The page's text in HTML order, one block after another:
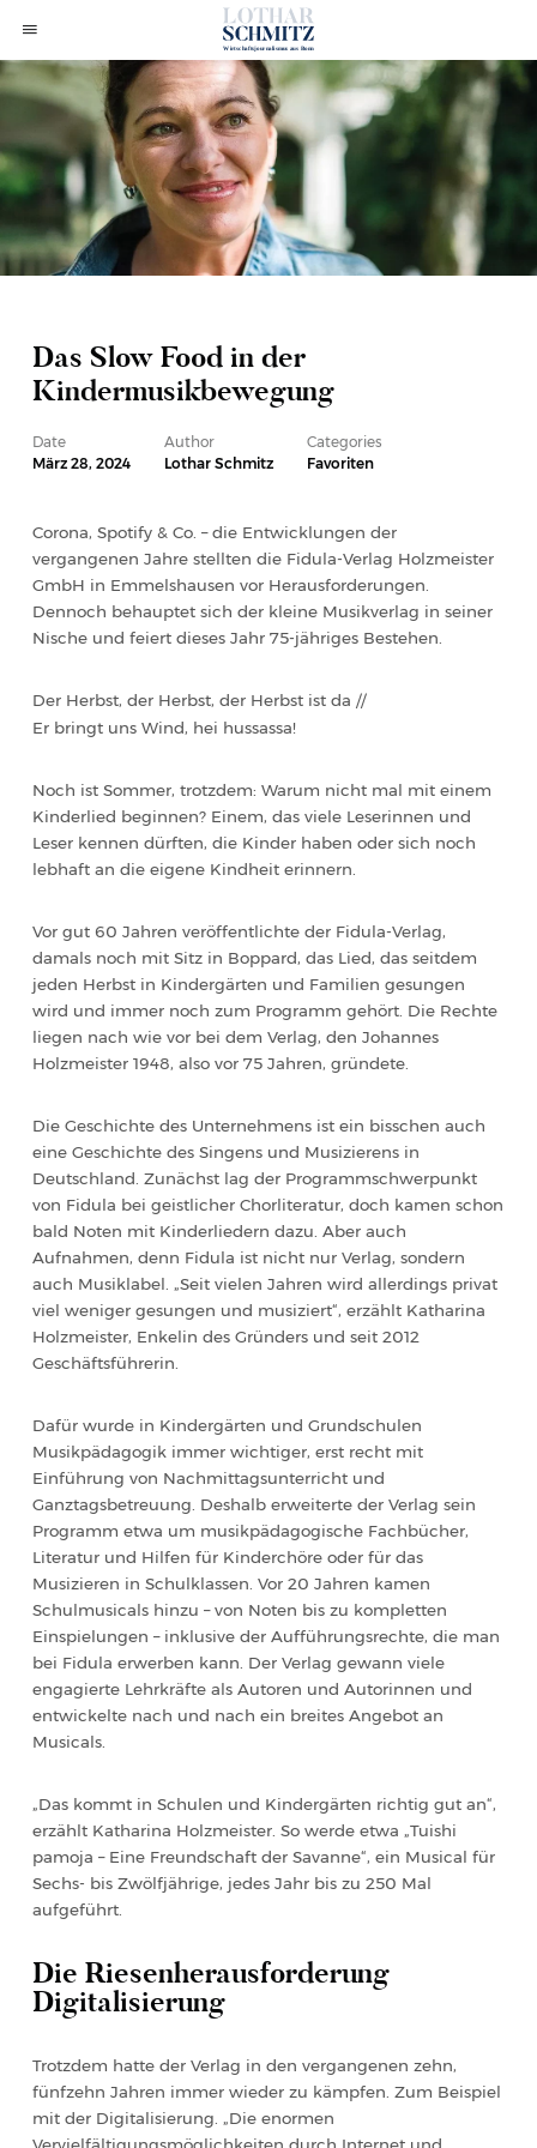
Das Slow Food in der
Kindermusikbewegung
Date
März 28, 2024
Author
Lothar Schmitz
Categories
Favoriten
Corona, Spotify & Co. – die Entwicklungen der
vergangenen Jahre stellten die Fidula-Verlag Holzmeister
GmbH in Emmelshausen vor Herausforderungen.
Dennoch behauptet sich der kleine Musikverlag in seiner
Nische und feiert dieses Jahr 75-jähriges Bestehen.
Der Herbst, der Herbst, der Herbst ist da //
Er bringt uns Wind, hei hussassa!
Noch ist Sommer, trotzdem: Warum nicht mal mit einem
Kinderlied beginnen? Einem, das viele Leserinnen und
Leser kennen dürften, die Kinder haben oder sich noch
lebhaft an die eigene Kindheit erinnern.
Vor gut 60 Jahren veröffentlichte der Fidula-Verlag,
damals noch mit Sitz in Boppard, das Lied, das seitdem
jeden Herbst in Kindergärten und Familien gesungen
wird und immer noch zum Programm gehört. Die Rechte
liegen nach wie vor bei dem Verlag, den Johannes
Holzmeister 1948, also vor 75 Jahren, gründete.
Die Geschichte des Unternehmens ist ein bisschen auch
eine Geschichte des Singens und Musizierens in
Deutschland. Zunächst lag der Programmschwerpunkt
von Fidula bei geistlicher Chorliteratur, doch kamen schon
bald Noten mit Kinderliedern dazu. Aber auch
Aufnahmen, denn Fidula ist nicht nur Verlag, sondern
auch Musiklabel. „Seit vielen Jahren wird allerdings privat
viel weniger gesungen und musiziert“, erzählt Katharina
Holzmeister, Enkelin des Gründers und seit 2012
Geschäftsführerin.
Dafür wurde in Kindergärten und Grundschulen
Musikpädagogik immer wichtiger, erst recht mit
Einführung von Nachmittagsunterricht und
Ganztagsbetreuung. Deshalb erweiterte der Verlag sein
Programm etwa um musikpädagogische Fachbücher,
Literatur und Hilfen für Kinderchöre oder für das
Musizieren in Schulklassen. Vor 20 Jahren kamen
Schulmusicals hinzu – von Noten bis zu kompletten
Einspielungen – inklusive der Aufführungsrechte, die man
bei Fidula erwerben kann. Der Verlag gewann viele
engagierte Lehrkräfte als Autoren und Autorinnen und
entwickelte nach und nach ein breites Angebot an
Musicals.
„Das kommt in Schulen und Kindergärten richtig gut an“,
erzählt Katharina Holzmeister. So werde etwa „Tuishi
pamoja – Eine Freundschaft der Savanne“, ein Musical für
Sechs- bis Zwölfjährige, jedes Jahr bis zu 250 Mal
aufgeführt.
Die Riesenherausforderung
Digitalisierung
Trotzdem hatte der Verlag in den vergangenen zehn,
fünfzehn Jahren immer wieder zu kämpfen. Zum Beispiel
mit der Digitalisierung. „Die enormen
Vervielfältigungsmöglichkeiten durch Internet und